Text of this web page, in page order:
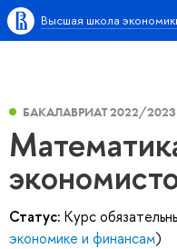
Высшая школа
БАКАЛАВРИАТ 2022/2023
Статус: Курс
экономике и финансам)